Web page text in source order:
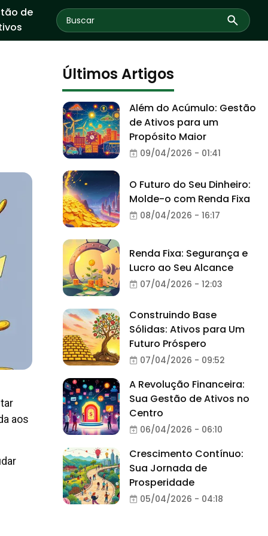
de
aos
Últimos Artigos
Além do Acúmulo: Gestão
de Ativos para um
Propósito Maior
09/04/2026 - 01:41
O Futuro do Seu Dinheiro:
Molde-o com Renda Fixa
08/04/2026 - 16:17
Renda Fixa: Segurança e
Lucro ao Seu Alcance
07/04/2026 - 12:03
Construindo Base
Sólidas: Ativos para Um
Futuro Próspero
07/04/2026 - 09:52
A Revolução Financeira:
Sua Gestão de Ativos no
Centro
06/04/2026 - 06:10
Crescimento Contínuo:
Sua Jornada de
Prosperidade
05/04/2026 - 04:18